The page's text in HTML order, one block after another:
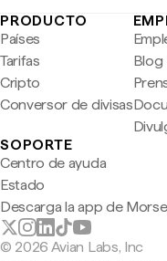
PRODUCTO
Países
Tarifas
Cripto
Conversor de divisas
Blog
SOPORTE
Centro de ayuda
Estado
Descarga la app de Morse
© 2026 Avian Labs, Inc